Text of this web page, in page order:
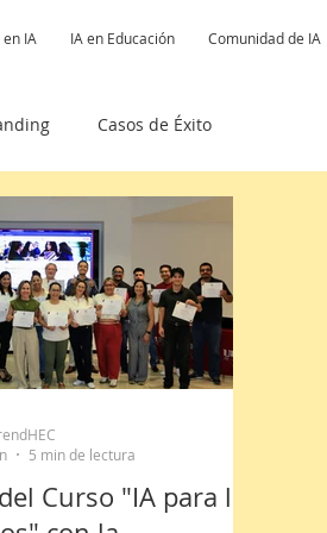
IA IA en Educación Comunidad de IA
Casos de Éxito
Posibilisatas
Curso "IA para los
5 min de lectura